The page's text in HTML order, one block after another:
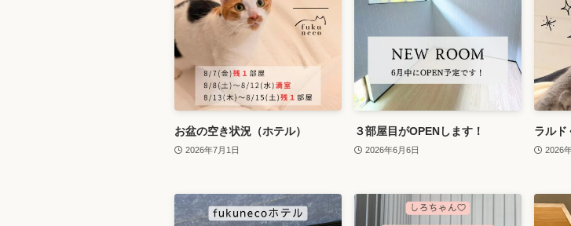
お盆の空き状況（ホテル）
2026年7月1日
３部屋目がOPENします！
2026年6月6日
ラルド
2026